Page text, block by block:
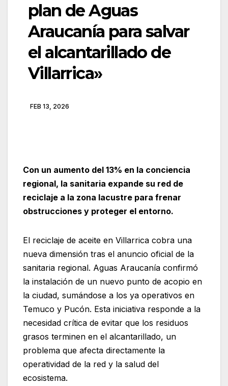
plan de Aguas
Araucanía para salvar
el alcantarillado de
Villarrica»
FEB 13, 2026
Con un aumento del 13% en la conciencia
regional, la sanitaria expande su red de
reciclaje a la zona lacustre para frenar
obstrucciones y proteger el entorno.
El reciclaje de aceite en Villarrica cobra una
nueva dimensión tras el anuncio oficial de la
sanitaria regional. Aguas Araucanía confirmó
la instalación de un nuevo punto de acopio en
la ciudad, sumándose a los ya operativos en
Temuco y Pucón. Esta iniciativa responde a la
necesidad crítica de evitar que los residuos
grasos terminen en el alcantarillado, un
problema que afecta directamente la
operatividad de la red y la salud del
ecosistema.